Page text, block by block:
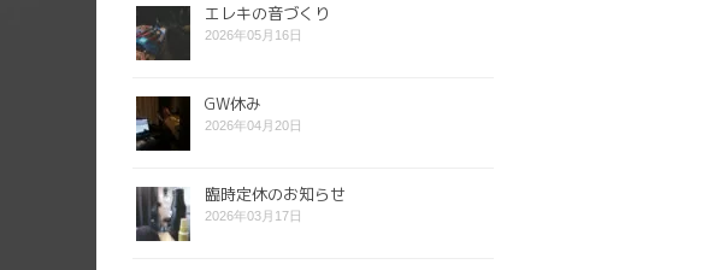
エレキの音づくり
2026年05月16日
GW休み
2026年04月20日
臨時定休のお知らせ
2026年03月17日